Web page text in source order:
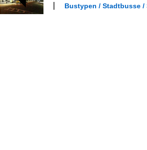
Bustypen / Stadtbusse /